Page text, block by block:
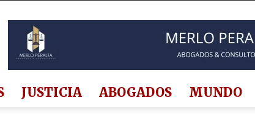
JUSTICIA ABOGADOS MUNDO